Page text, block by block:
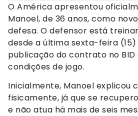
O América apresentou
Manoel, de 36 anos, como
defesa. O defensor está
desde a última sexta-feira
publicação do contrato no BID
condições de jogo.
Inicialmente, Manoel explicou
fisicamente, já que se
e não atua há mais de seis